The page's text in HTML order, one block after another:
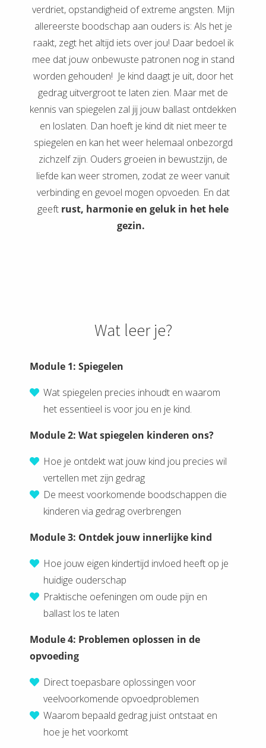
verdriet, opstandigheid of extreme angsten. Mijn
allereerste boodschap aan ouders is: Als het je
raakt, zegt het altijd iets over jou! Daar bedoel ik
mee dat jouw onbewuste patronen nog in stand
worden gehouden! Je kind daagt je uit, door het
gedrag uitvergroot te laten zien. Maar met de
kennis van spiegelen zal jij jouw ballast ontdekken
en loslaten. Dan hoeft je kind dit niet meer te
spiegelen en kan het weer helemaal onbezorgd
zichzelf zijn. Ouders groeien in bewustzijn, de
liefde kan weer stromen, zodat ze weer vanuit
verbinding en gevoel mogen opvoeden. En dat
geeft rust, harmonie en geluk in het hele
gezin.
Wat leer je?
Module 1: Spiegelen
Wat spiegelen precies inhoudt en waarom
het essentieel is voor jou en je kind.
Module 2: Wat spiegelen kinderen ons?
Hoe je ontdekt wat jouw kind jou precies wil
vertellen met zijn gedrag
De meest voorkomende boodschappen die
kinderen via gedrag overbrengen
Module 3: Ontdek jouw innerlijke kind
Hoe jouw eigen kindertijd invloed heeft op je
huidige ouderschap
Praktische oefeningen om oude pijn en
ballast los te laten
Module 4: Problemen oplossen in de
opvoeding
Direct toepasbare oplossingen voor
veelvoorkomende opvoedproblemen
Waarom bepaald gedrag juist ontstaat en
hoe je het voorkomt